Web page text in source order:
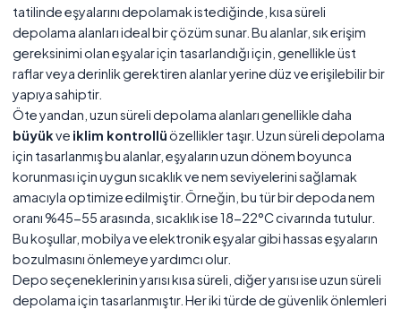
tatilinde eşyalarını depolamak istediğinde, kısa süreli
depolama alanları ideal bir çözüm sunar. Bu alanlar, sık erişim
gereksinimi olan eşyalar için tasarlandığı için, genellikle üst
raflar veya derinlik gerektiren alanlar yerine düz ve erişilebilir bir
yapıya sahiptir.
Öte yandan, uzun süreli depolama alanları genellikle daha
büyükve iklim kontrollüözellikler taşır. Uzun süreli depolama
için tasarlanmış bu alanlar, eşyaların uzun dönem boyunca
korunması için uygun sıcaklık ve nem seviyelerini sağlamak
amacıyla optimize edilmiştir. Örneğin, bu tür bir depoda nem
oranı %45-55 arasında, sıcaklık ise 18-22°C civarında tutulur.
Bu koşullar, mobilya ve elektronik eşyalar gibi hassas eşyaların
bozulmasını önlemeye yardımcı olur.
Depo seçeneklerinin yarısı kısa süreli, diğer yarısı ise uzun süreli
depolama için tasarlanmıştır. Her iki türde de güvenlik önlemleri